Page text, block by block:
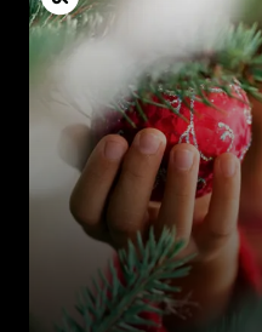
Descarregar